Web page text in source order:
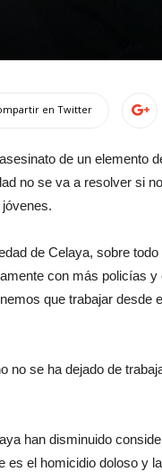
en Twitter
de un elemento
no se va a resolver si
de Celaya, sobre
con más policías
que trabajar desde
no se ha dejado de
han disminuido
es el homicidio doloso y